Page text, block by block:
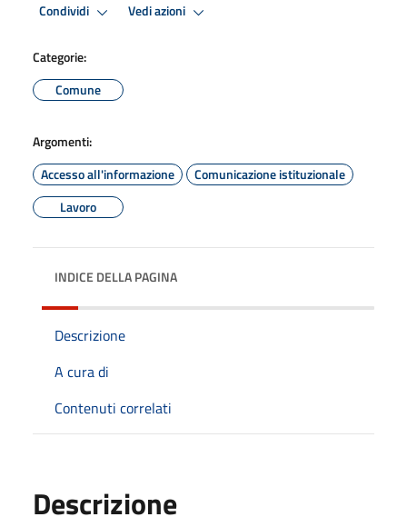
Condividi Vedi azioni
Categorie:
Comune
Argomenti:
Accesso all'informazione
Comunicazione istituzionale
Lavoro
INDICE DELLA PAGINA
Descrizione
A cura di
Contenuti correlati
Descrizione